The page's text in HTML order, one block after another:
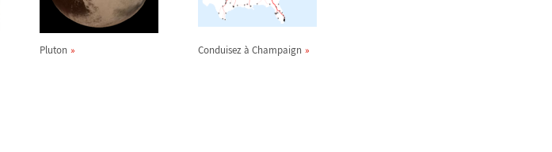
Pluton Conduisez à Champaign